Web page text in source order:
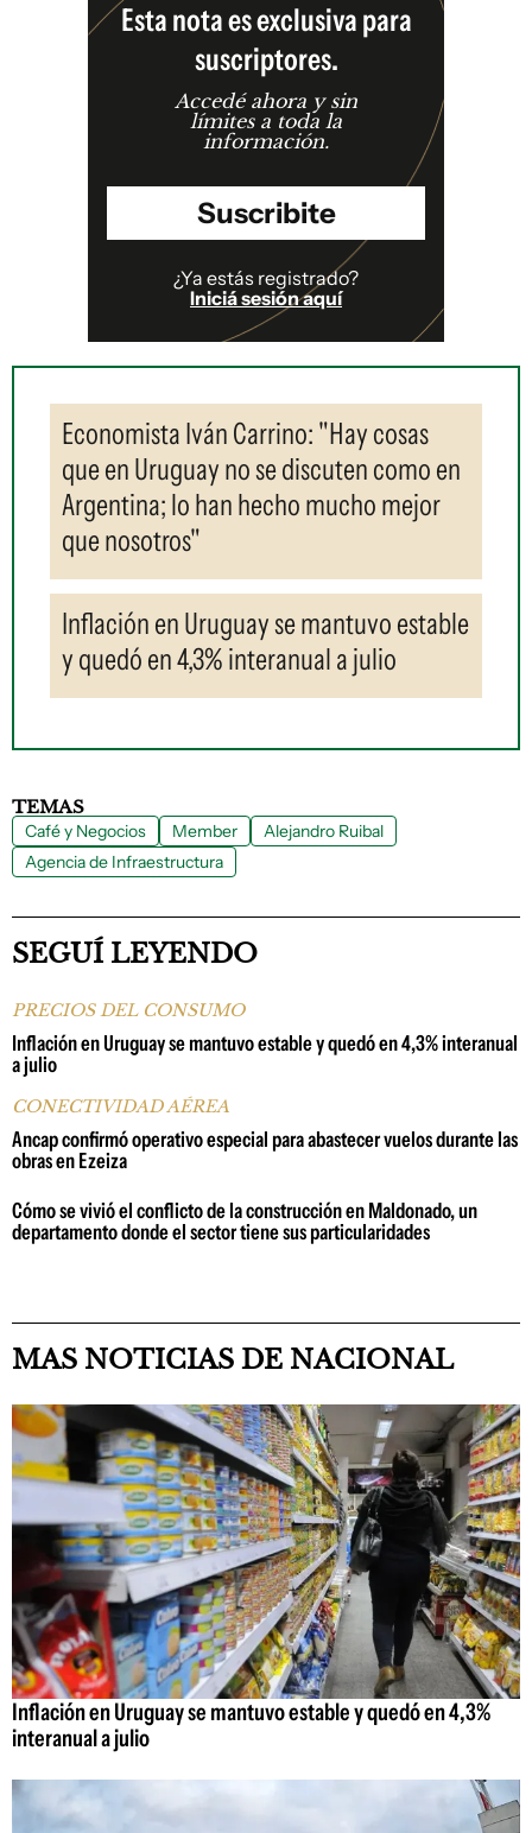
Esta nota es exclusiva para
suscriptores.
Accedé ahora y sin
límites a toda la
información.
Suscribite
¿Ya estás registrado?
Iniciá sesión aquí
Economista Iván Carrino: "Hay cosas
que en Uruguay no se discuten como en
Argentina; lo han hecho mucho mejor
que nosotros"
Inflación en Uruguay se mantuvo estable
y quedó en 4,3% interanual a julio
TEMAS
Café y Negocios Member
Alejandro Ruibal
Agencia de Infraestructura
SEGUÍ LEYENDO
PRECIOS DEL CONSUMO
Inflación en Uruguay se mantuvo estable y quedó en 4,3% interanual
a julio
CONECTIVIDAD AÉREA
Ancap confirmó operativo especial para abastecer vuelos durante las
obras en Ezeiza
Cómo se vivió el conflicto de la construcción en Maldonado, un
departamento donde el sector tiene sus particularidades
MAS NOTICIAS DE NACIONAL
Inflación en Uruguay se mantuvo estable y quedó en 4,3%
interanual a julio